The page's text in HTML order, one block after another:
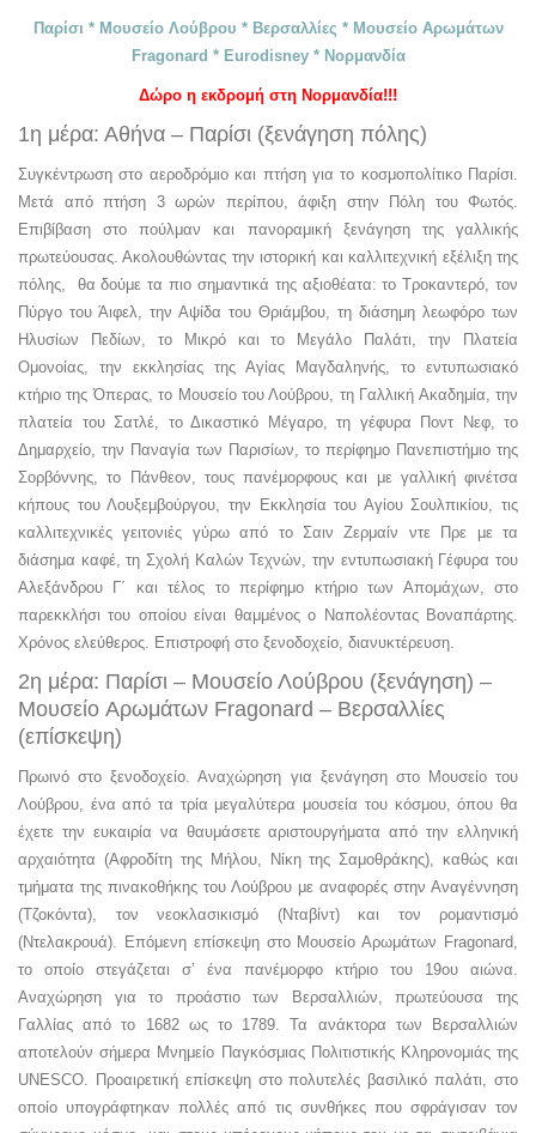
Παρίσι * Mουσείο Λούβρου * Βερσαλλίες * Μουσείο Αρωμάτων
Fragonard * Eurodisney * Νορμανδία
Δώρο η εκδρομή στη Νορμανδία!!!
1η μέρα: Αθήνα – Παρίσι (ξενάγηση πόλης)
Συγκέντρωση στο αεροδρόμιο και πτήση για το κοσμοπολίτικο Παρίσι.
Μετά από πτήση 3 ωρών περίπου, άφιξη στην Πόλη του Φωτός.
Επιβίβαση στο πούλμαν και πανοραμική ξενάγηση της γαλλικής
πρωτεύουσας. Ακολουθώντας την ιστορική και καλλιτεχνική εξέλιξη της
πόλης, θα δούμε τα πιο σημαντικά της αξιοθέατα: το Τροκαντερό, τον
Πύργο του Άιφελ, την Αψίδα του Θριάμβου, τη διάσημη λεωφόρο των
Ηλυσίων Πεδίων, το Μικρό και το Μεγάλο Παλάτι, την Πλατεία
Ομονοίας, την εκκλησίας της Αγίας Μαγδαληνής, το εντυπωσιακό
κτήριο της Όπερας, το Μουσείο του Λούβρου, τη Γαλλική Ακαδημία, την
πλατεία του Σατλέ, το Δικαστικό Μέγαρο, τη γέφυρα Ποντ Νεφ, το
Δημαρχείο, την Παναγία των Παρισίων, το περίφημο Πανεπιστήμιο της
Σορβόννης, το Πάνθεον, τους πανέμορφους και με γαλλική φινέτσα
κήπους του Λουξεμβούργου, την Εκκλησία του Αγίου Σουλπικίου, τις
καλλιτεχνικές γειτονιές γύρω από το Σαιν Ζερμαίν ντε Πρε με τα
διάσημα καφέ, τη Σχολή Καλών Τεχνών, την εντυπωσιακή Γέφυρα του
Αλεξάνδρου Γ΄ και τέλος το περίφημο κτήριο των Απομάχων, στο
παρεκκλήσι του οποίου είναι θαμμένος ο Ναπολέοντας Βοναπάρτης.
Χρόνος ελεύθερος. Επιστροφή στο ξενοδοχείο, διανυκτέρευση.
2η μέρα: Παρίσι – Μουσείο Λούβρου (ξενάγηση) –
Μουσείο Αρωμάτων Fragonard – Βερσαλλίες
(επίσκεψη)
Πρωινό στο ξενοδοχείο. Αναχώρηση για ξενάγηση στο Μουσείο του
Λούβρου, ένα από τα τρία μεγαλύτερα μουσεία του κόσμου, όπου θα
έχετε την ευκαιρία να θαυμάσετε αριστουργήματα από την ελληνική
αρχαιότητα (Αφροδίτη της Μήλου, Νίκη της Σαμοθράκης), καθώς και
τμήματα της πινακοθήκης του Λούβρου με αναφορές στην Αναγέννηση
(Τζοκόντα), τον νεοκλασικισμό (Νταβίντ) και τον ρομαντισμό
(Ντελακρουά). Επόμενη επίσκεψη στο Μουσείο Αρωμάτων Fragonard,
το οποίο στεγάζεται σ’ ένα πανέμορφο κτήριο του 19ου αιώνα.
Αναχώρηση για το προάστιο των Βερσαλλιών, πρωτεύουσα της
Γαλλίας από το 1682 ως το 1789. Τα ανάκτορα των Βερσαλλιών
αποτελούν σήμερα Μνημείο Παγκόσμιας Πολιτιστικής Κληρονομιάς της
UNESCO. Προαιρετική επίσκεψη στο πολυτελές βασιλικό παλάτι, στο
οποίο υπογράφτηκαν πολλές από τις συνθήκες που σφράγισαν τον